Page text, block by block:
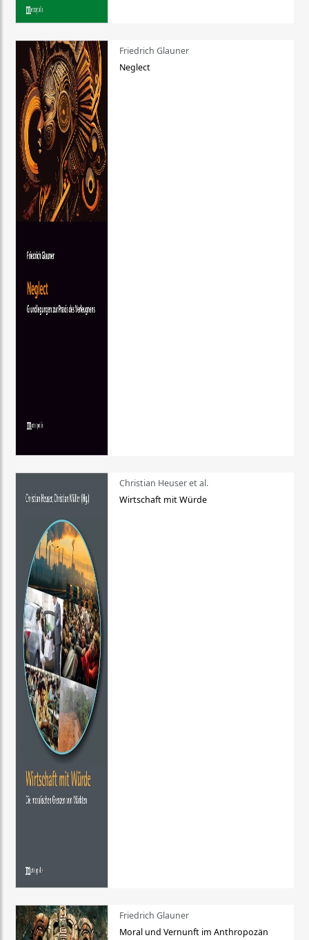
Friedrich Glauner
Neglect
Christian Heuser et al.
Wirtschaft mit Würde
Friedrich Glauner
Moral und Vernunft im Anthropozän